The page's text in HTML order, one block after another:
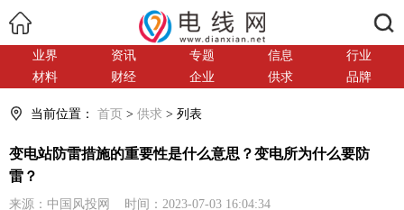
业界 资讯 专题 信息
行业
材料
财经 企业 供求 品牌
当前位置： 首页 > 供求 > 列表
变电站防雷措施的重要性是什么意思？变电所为什么要防
雷？
来源：中国风投网 时间：2023-07-03 16:04:34